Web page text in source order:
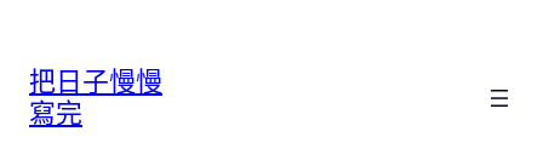
把日子慢慢
寫完